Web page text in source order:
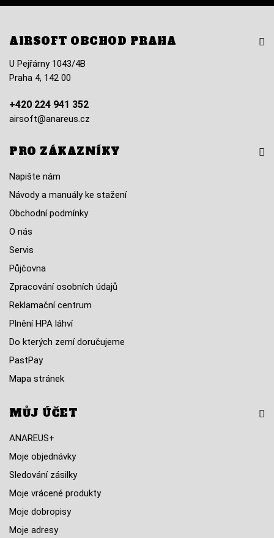
AIRSOFT OBCHOD PRAHA
U Pejřárny 1043/4B
Praha 4, 142 00
+420 224 941 352
airsoft@anareus.cz
PRO ZÁKAZNÍKY
Napište nám
Návody a manuály ke stažení
Obchodní podmínky
O nás
Servis
Půjčovna
Zpracování osobních údajů
Reklamační centrum
Plnění HPA láhví
Do kterých zemí doručujeme
PastPay
Mapa stránek
MŮJ ÚČET
ANAREUS+
Moje objednávky
Sledování zásilky
Moje vrácené produkty
Moje dobropisy
Moje adresy